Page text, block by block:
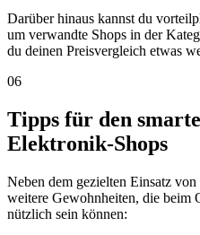
Darüber hinaus kannst du
um verwandte Shops in der
du deinen Preisvergleich etwas
06
Tipps für den
Elektronik-Shops
Neben dem gezielten Einsatz
weitere Gewohnheiten, die
nützlich sein können: